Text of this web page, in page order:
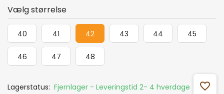
Vælg størrelse
40 41 42 43 44 45
46 47 48
Lagerstatus: Fjernlager - Leveringstid 2- 4 hverdage favorite_outline